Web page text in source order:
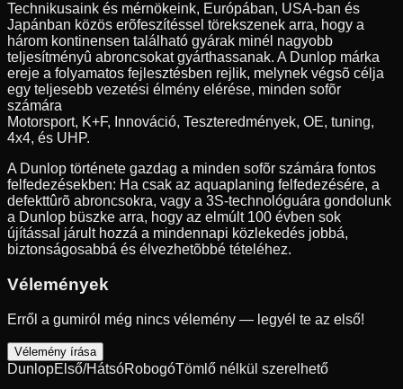
Technikusaink és mérnökeink, Európában, USA-ban és
Japánban közös erõfeszítéssel törekszenek arra, hogy a
három kontinensen található gyárak minél nagyobb
teljesítményû abroncsokat gyárthassanak. A Dunlop márka
ereje a folyamatos fejlesztésben rejlik, melynek végsõ célja
egy teljesebb vezetési élmény elérése, minden sofõr
számára
Motorsport, K+F, Innováció, Teszteredmények, OE, tuning,
4x4, és UHP.
A Dunlop története gazdag a minden sofõr számára fontos
felfedezésekben: Ha csak az aquaplaning felfedezésére, a
defekttûrõ abroncsokra, vagy a 3S-technológuára gondolunk
a Dunlop büszke arra, hogy az elmúlt 100 évben sok
újítással járult hozzá a mindennapi közlekedés jobbá,
biztonságosabbá és élvezhetõbbé tételéhez.
Vélemények
Erről a gumiról még nincs vélemény — legyél te az első!
Vélemény írása
DunlopElső/HátsóRobogóTömlő nélkül szerelhető